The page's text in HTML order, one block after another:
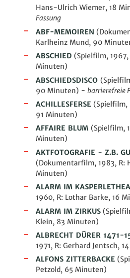
Hans-Ulrich Wiemer, 18
Fassung
ABF-MEMOIREN
Karlheinz Mund, 90
ABSCHIED (Spielfilm, 1967,
Minuten)
ABSCHIEDSDISCO
90 Minuten) - barrierefreie
ACHILLESFERSE (Spielfilm,
91 Minuten)
AFFAIRE BLUM (Spielfilm,
Minuten)
AKTFOTOGRAFIE - Z.B.
(Dokumentarfilm, 1983, R:
Minuten)
ALARM IM
1960, R: Lothar Barke, 16
ALARM IM ZIRKUS
Klein, 83 Minuten)
ALBRECHT DÜRER 1471-
1971, R: Gerhard Jentsch,
ALFONS ZITTERBACKE
Petzold, 65 Minuten)